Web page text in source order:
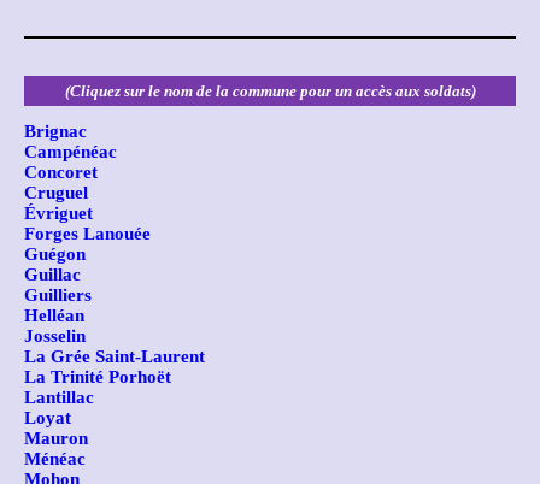
(Cliquez sur le nom de la commune pour un accès aux soldats)
Brignac
Campénéac
Concoret
Cruguel
Évriguet
Forges Lanouée
Guégon
Guillac
Guilliers
Helléan
Josselin
La Grée Saint-Laurent
La Trinité Porhoët
Lantillac
Loyat
Mauron
Ménéac
Mohon